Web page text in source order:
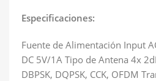
Especificaciones:
Fuente de Alimentación Input
DC 5V/1A Tipo de Antena 4x
DBPSK, DQPSK, CCK, OFDM